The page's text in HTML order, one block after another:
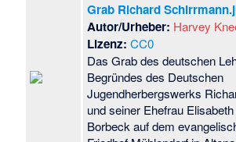
Grab Richard
Autor/Urheber: Harvey
Lizenz: CC0
Das Grab des deutschen
Begründes des Deutschen
Jugendherbergswerks
und seiner Ehefrau
Borbeck auf dem